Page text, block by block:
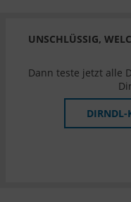
UNSCHLÜSSIG,
Dann teste jetzt alle
DIRNDL-